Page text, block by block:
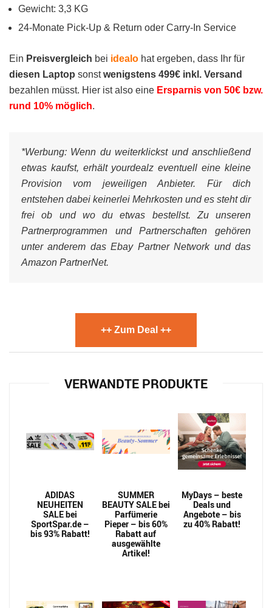
Gewicht: 3,3 KG
24-Monate Pick-Up & Return oder Carry-In Service
Ein Preisvergleich bei idealo hat ergeben, dass Ihr für
diesen Laptop sonstwenigstens 499€ inkl. Versand
bezahlen müsst. Hier ist also eine Ersparnis von 50€ bzw.
rund 10% möglich.
*Werbung: Wenn du weiterklickst und anschließend
etwas kaufst, erhält yourdealz eventuell eine kleine
Provision vom jeweiligen Anbieter. Für dich
entstehen dabei keinerlei Mehrkosten und es steht dir
frei ob und wo du etwas bestellst. Zu unseren
Partnerprogrammen und Partnerschaften gehören
unter anderem das Ebay Partner Network und das
Amazon PartnerNet.
++ Zum Deal ++
VERWANDTE PRODUKTE
ADIDAS
NEUHEITEN
SALE bei
SportSpar.de –
bis 93% Rabatt!
SUMMER
BEAUTY SALE bei
Parfümerie
Pieper – bis 60%
Rabatt auf
ausgewählte
Artikel!
MyDays – beste
Deals und
Angebote – bis
zu 40% Rabatt!